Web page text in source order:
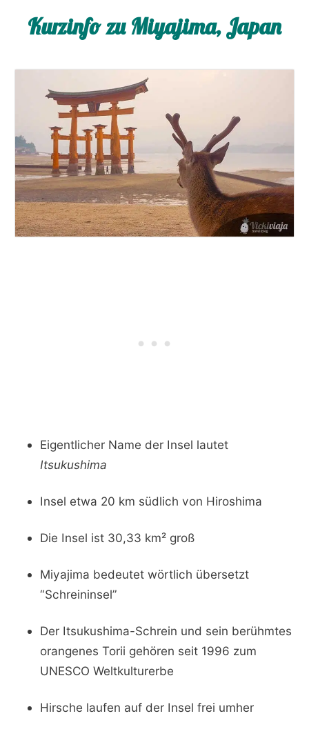
Kurzinfo zu Miyajima, Japan
Eigentlicher Name der Insel lautet
Itsukushima
Insel etwa 20 km südlich von Hiroshima
Die Insel ist 30,33 km² groß
Miyajima bedeutet wörtlich übersetzt
“Schreininsel”
Der Itsukushima-Schrein und sein berühmtes
orangenes Torii gehören seit 1996 zum
UNESCO Weltkulturerbe
Hirsche laufen auf der Insel frei umher